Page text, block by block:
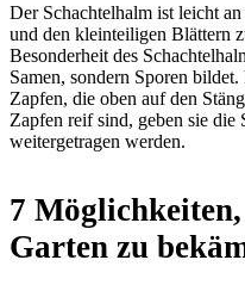
Der Schachtelhalm ist leicht
und den kleinteiligen Blättern
Besonderheit des
Samen, sondern Sporen
Zapfen, die oben auf den
Zapfen reif sind, geben sie die
weitergetragen werden.
7
Garten zu